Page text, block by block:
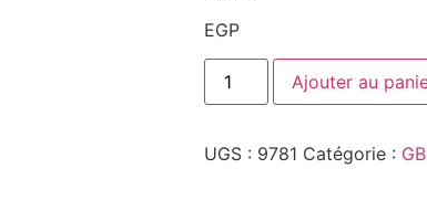
EGP
quantité
7010-
Ajouter au
UGS : 9781 Catégorie :